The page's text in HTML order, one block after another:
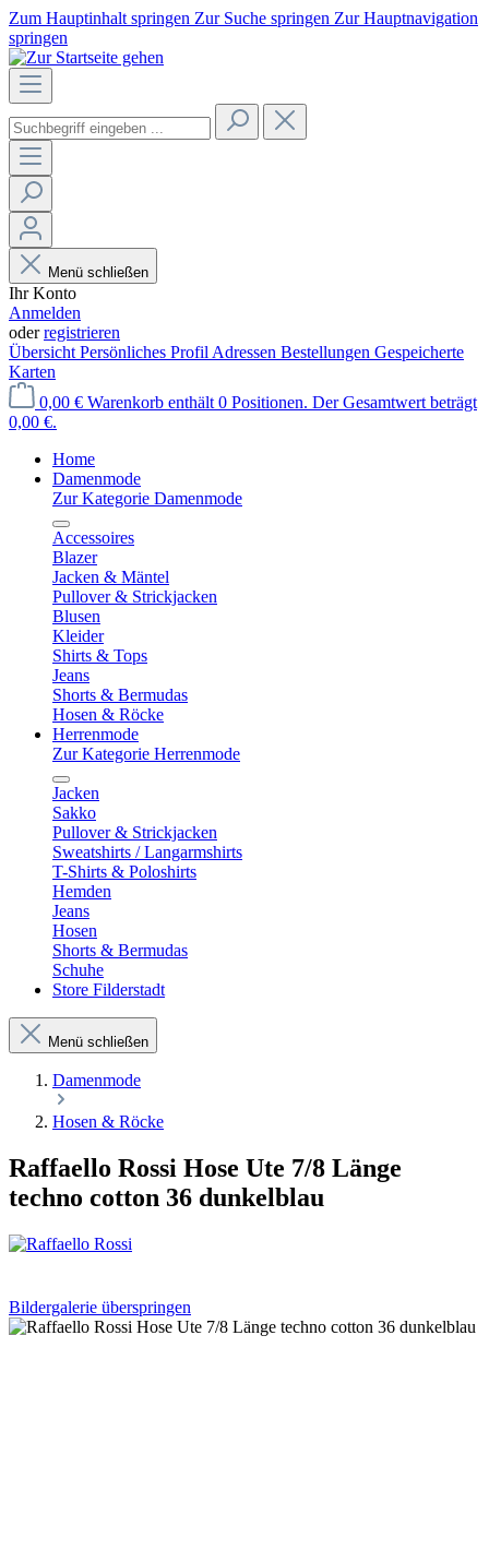
Zum Hauptinhalt springen Zur Suche springen Zur Hauptnavigation
springen
Menü schließen
Ihr Konto
Anmelden
oderregistrieren
Übersicht Persönliches Profil Adressen Bestellungen Gespeicherte
Karten
0,00 € Warenkorb enthält 0 Positionen. Der Gesamtwert beträgt
0,00 €.
Home
Damenmode
Zur Kategorie Damenmode
Accessoires
Blazer
Jacken & Mäntel
Pullover & Strickjacken
Blusen
Kleider
Shirts & Tops
Jeans
Shorts & Bermudas
Hosen & Röcke
Herrenmode
Zur Kategorie Herrenmode
Jacken
Sakko
Pullover & Strickjacken
Sweatshirts / Langarmshirts
T-Shirts & Poloshirts
Hemden
Jeans
Hosen
Shorts & Bermudas
Schuhe
Store Filderstadt
Menü schließen
Damenmode
Hosen & Röcke
Raffaello Rossi Hose Ute 7/8 Länge
techno cotton 36 dunkelblau
Bildergalerie überspringen